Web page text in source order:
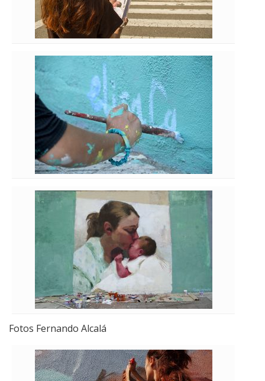
Fotos Fernando Alcalá